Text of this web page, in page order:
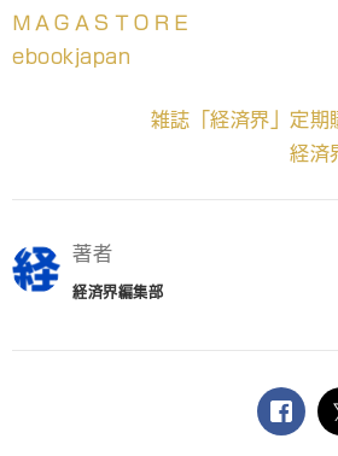
ＭＡＧＡＳＴＯＲＥ
ebookjapan
雑誌「経済界」定期
経済
著者
経済界編集部